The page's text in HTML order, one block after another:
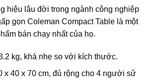
hiệu lâu đời trong ngành công nghiệp
gọn Coleman Compact Table là một
bán chạy nhất của họ.
kg, khá nhẹ so với kích thước.
x 40 x 70 cm, đủ rộng cho 4 người sử